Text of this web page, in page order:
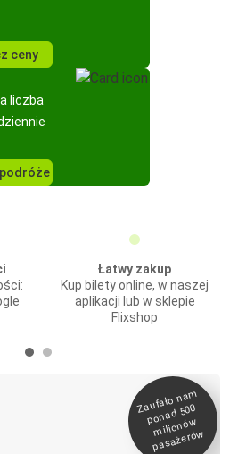
ceny
liczba
Łatwy zakup
Kup bilety online, w naszej
aplikacji lub w sklepie
Flixshop
Zaufało na
m
ponad 500
milionó
w
pasażeró
w